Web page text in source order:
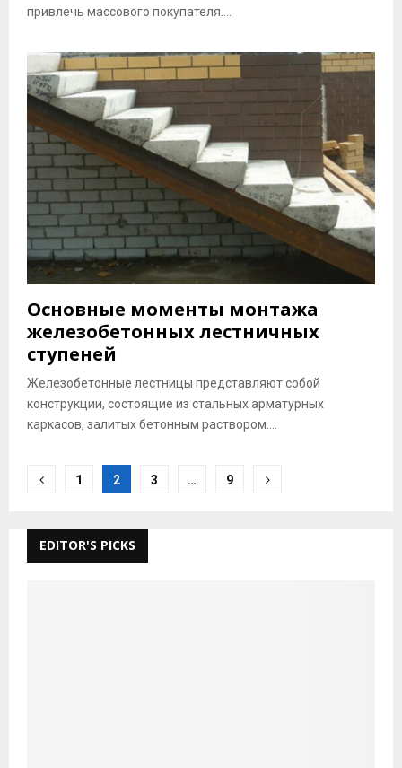
привлечь массового покупателя....
Основные моменты монтажа
железобетонных лестничных
ступеней
Железобетонные лестницы представляют собой
конструкции, состоящие из стальных арматурных
каркасов, залитых бетонным раствором....
Posts
1 2 3 … 9
EDITOR'S PICKS